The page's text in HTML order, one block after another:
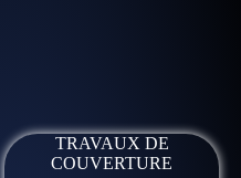
TRAVAUX DE
COUVERTURE